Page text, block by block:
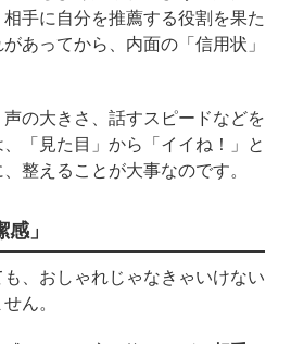
手に自分を推薦する役割を果た
あってから、内面の「信用状」
の大きさ、話すスピードなどを
「見た目」から「イイね！」と
整えることが大事なのです。
」
、おしゃれじゃなきゃいけない
ん。